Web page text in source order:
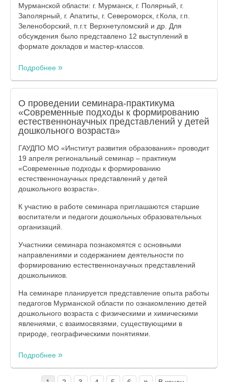
Мурманской области: г. Мурманск, г. Полярный, г.
Заполярный, г. Апатиты, г. Североморск, г.Кола, г.п.
Зеленоборский, п.г.т. Верхнетуломский и др. Для
обсуждения было представлено 12 выступлений в
формате докладов и мастер-классов.
Подробнее
О проведении семинара-практикума
«Современные подходы к формированию
естественнонаучных представлений у детей
дошкольного возраста»
ГАУДПО МО «Институт развития образования» проводит
19 апреля региональный семинар – практикум
«Современные подходы к формированию
естественнонаучных представлений у детей
дошкольного возраста».
К участию в работе семинара приглашаются старшие
воспитатели и педагоги дошкольных образовательных
организаций.
Участники семинара познакомятся с основными
направлениями и содержанием деятельности по
формированию естественнонаучных представлений
дошкольников.
На семинаре планируется представление опыта работы
педагогов Мурманской области по ознакомлению детей
дошкольного возраста с физическими и химическими
явлениями, с взаимосвязями, существующими в
природе, географическими понятиями.
Подробнее